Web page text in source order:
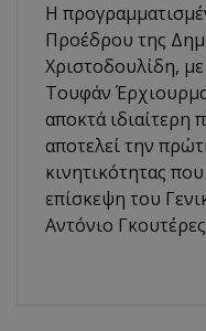
Η
Προέδρου της
Χριστοδουλίδη,
Τουφάν
αποκτά ιδιαίτερη
αποτελεί την
κινητικότητας
επίσκεψη του
Αντόνιο